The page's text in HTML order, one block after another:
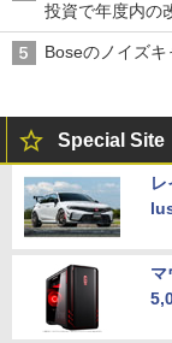
投資で年度内の
Boseのノイズ
Special Site
マ